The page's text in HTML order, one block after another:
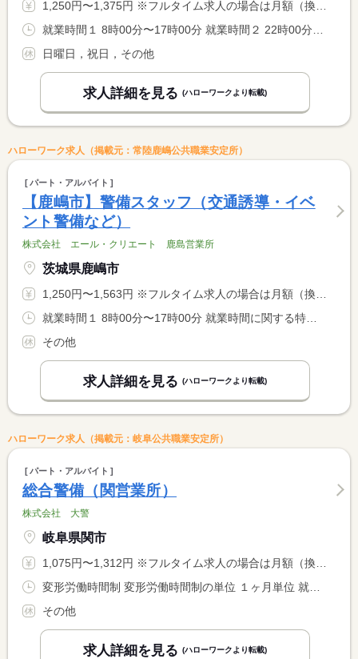
1,250円〜1,375円 ※フルタイム求人の場合は月額（換算額）、パート求人の場合は時間額を表示しています。
日曜日，祝日，その他
求人詳細を見る (ハローワークより転載)
ハローワーク求人（掲載元：常陸鹿嶋公共職業安定所）
パート・アルバイト
【鹿嶋市】警備スタッフ（交通誘導・イベ
ント警備など）
株式会社 エール・クリエート 鹿島営業所
茨城県鹿嶋市
1,250円〜1,563円 ※フルタイム求人の場合は月額（換算額）、パート求人の場合は時間額を表示しています。
その他
求人詳細を見る (ハローワークより転載)
ハローワーク求人（掲載元：岐阜公共職業安定所）
パート・アルバイト
総合警備（関営業所）
株式会社 大警
岐阜県関市
1,075円〜1,312円 ※フルタイム求人の場合は月額（換算額）、パート求人の場合は時間額を表示しています。
その他
求人詳細を見る (ハローワークより転載)